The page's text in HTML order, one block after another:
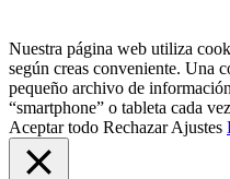
Nuestra página web utiliza
según creas conveniente. Una
pequeño archivo de
“smartphone” o tableta cada
Aceptar todo Rechazar Ajustes